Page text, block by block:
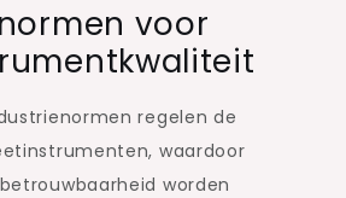
voor
regelen de
waardoor
worden